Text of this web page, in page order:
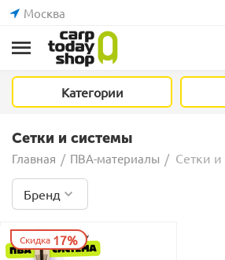
Москва
Категории
Сетки и системы
Главная / ПВА-материалы / Сетки
Бренд
Скидка 17%